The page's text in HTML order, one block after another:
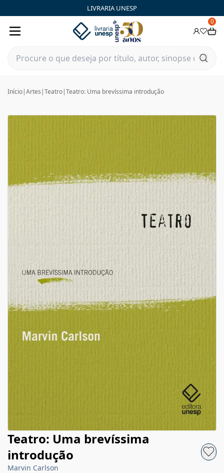
LIVRARIA UNESP
0
Início|Artes |Teatro|Teatro: Uma brevíssima introdução
Teatro: Uma brevíssima
introdução
Marvin Carlson